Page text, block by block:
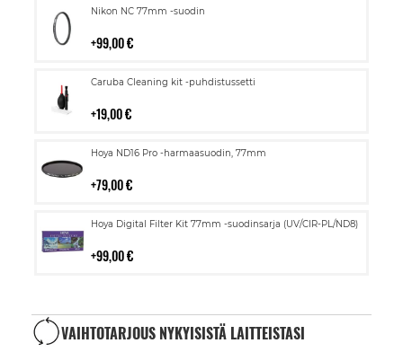
Nikon NC 77mm -suodin
99,00 €
Lisää
Caruba Cleaning kit -puhdistussetti
19,00 €
Lisää
Hoya ND16 Pro -harmaasuodin, 77mm
79,00 €
Lisää
Hoya Digital Filter Kit 77mm -suodinsarja (UV/CIR-PL/ND8)
99,00 €
Lisää
VAIHTOTARJOUS NYKYISISTÄ LAITTEISTASI